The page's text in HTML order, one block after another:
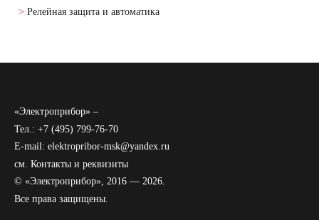
Релейная защита и автоматика
«Электроприбор» –
Тел.: +7 (495) 799-76-70
E-mail: elektropribor-msk@yandex.ru
см. Контакты и реквизиты
© «Электроприбор», 2016 — 2026.
Все права защищены.